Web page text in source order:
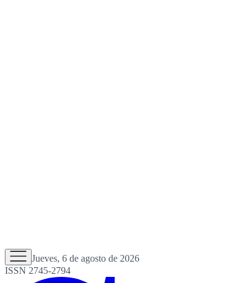
Jueves, 6 de agosto de 2026
ISSN 2745-2794